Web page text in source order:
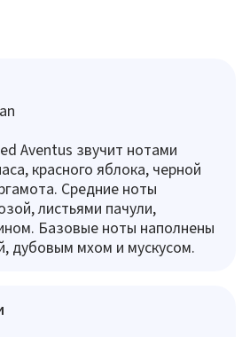
Aventus звучит нотами
красного яблока, черной
Средние ноты
листьями пачули,
Базовые ноты наполнены
дубовым мхом и мускусом.